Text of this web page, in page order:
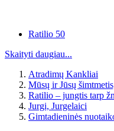
Ratilio 50
Skaityti daugiau...
Atradimų Kankliai
Mūsų ir Jūsų
Ratilio – jungtis tarp
Jurgi, Jurgelaici
Gimtadieninės